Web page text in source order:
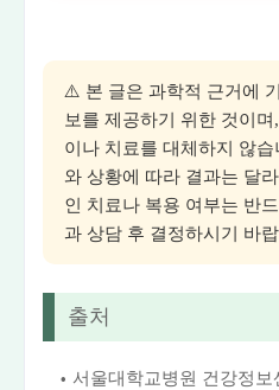
⚠️ 본 글은 과학적 근거에
보를 제공하기 위한 것이
이나 치료를 대체하지 않
와 상황에 따라 결과는 달
인 치료나 복용 여부는 반
과 상담 후 결정하시기 바
출처
서울대학교병원 건강정